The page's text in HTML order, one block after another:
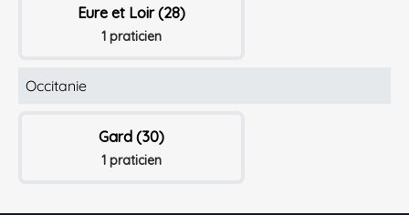
Eure et Loir (28)
1 praticien
Occitanie
Gard (30)
1 praticien